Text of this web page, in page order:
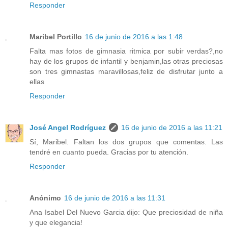
Responder
Maribel Portillo 16 de junio de 2016 a las 1:48
Falta mas fotos de gimnasia ritmica por subir verdas?,no
hay de los grupos de infantil y benjamin,las otras preciosas
son tres gimnastas maravillosas,feliz de disfrutar junto a
ellas
Responder
José Angel Rodríguez
16 de junio de 2016 a las 11:21
Sí, Maribel. Faltan los dos grupos que comentas. Las
tendré en cuanto pueda. Gracias por tu atención.
Responder
Anónimo 16 de junio de 2016 a las 11:31
Ana Isabel Del Nuevo Garcia dijo: Que preciosidad de niña
y que elegancia!